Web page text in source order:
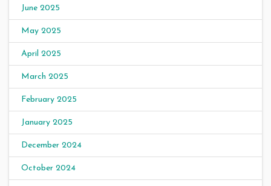
June 2025
May 2025
April 2025
March 2025
February 2025
January 2025
December 2024
October 2024